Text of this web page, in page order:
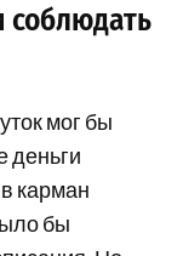
соблюдать
мог бы
деньги
карман
бы